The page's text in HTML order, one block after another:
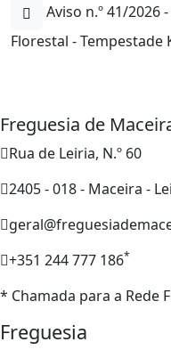
Aviso n.º 41/2026
Florestal - Tempestade
Freguesia de
Rua de Leiria, N.º 60
2405 - 018 - Maceira -
+351 244 777 186*
* Chamada para a Rede
Freguesia